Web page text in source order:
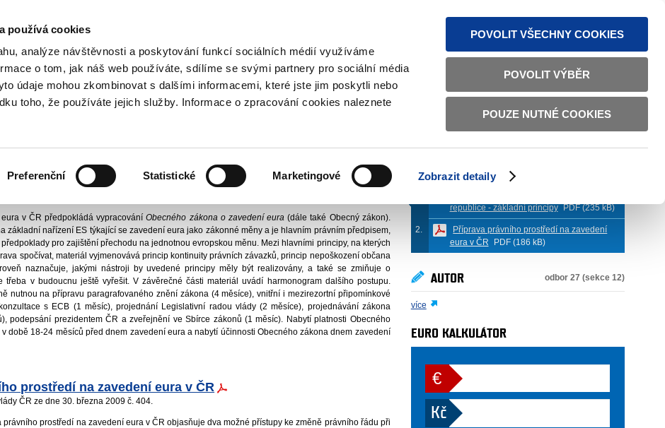
používá cookies
analýze návštěvnosti a poskytování funkcí sociálních médií využíváme
o tom, jak náš web používáte, sdílíme se svými partnery pro sociální média
údaje mohou zkombinovat s dalšími informacemi, které jste jim poskytli nebo
toho, že používáte jejich služby. Informace o zpracování cookies naleznete
Preferenční Statistické Marketingové Zobrazit detaily
POVOLIT VŠECHNY COOKIES
POVOLIT VÝBĚR
POUZE NUTNÉ COOKIES
TEXTOVÁ VERZE ČESKY ENGLISH
Bezplatná infolinka
Právní předpisy Legislativa ČR
- Finanční trhy I
Vydáno1. 12. 2013
v ČR předpokládá vypracováníObecného zákona o zavedení eura (dále také Obecný zákon).
základní nařízení ES týkající se zavedení eura jako zákonné měny a je hlavním právním předpisem,
předpoklady pro zajištění přechodu na jednotnou evropskou měnu. Mezi hlavními principy, na kterých
spočívat, materiál vyjmenovává princip kontinuity právních závazků, princip nepoškození občana
naznačuje, jakými nástroji by uvedené principy měly být realizovány, a také se zmiňuje o
třeba v budoucnu ještě vyřešit. V závěrečné části materiál uvádí harmonogram dalšího postupu.
nutnou na přípravu paragrafovaného znění zákona (4 měsíce), vnitřní i mezirezortní připomínkové
s ECB (1 měsíc), projednání Legislativní radou vlády (2 měsíce), projednávání zákona
podepsání prezidentem ČR a zveřejnění ve Sbírce zákonů (1 měsíc). Nabytí platnosti Obecného
době 18-24 měsíců před dnem zavedení eura a nabytí účinnosti Obecného zákona dnem zavedení
prostředí na zavedení eura v ČR
ČR ze dne 30. března 2009 č. 404.
prostředí na zavedení eura v ČR objasňuje dva možné přístupy ke změně právního řádu při
PŘÍLOHY ( 2)
republice - základní principy PDF (235 kB)
Příprava právního prostředí na zavedení
eura v ČR
PDF (186 kB)
AUTOR odbor 27 (sekce 12)
více
EURO KALKULÁTOR
€
Kč